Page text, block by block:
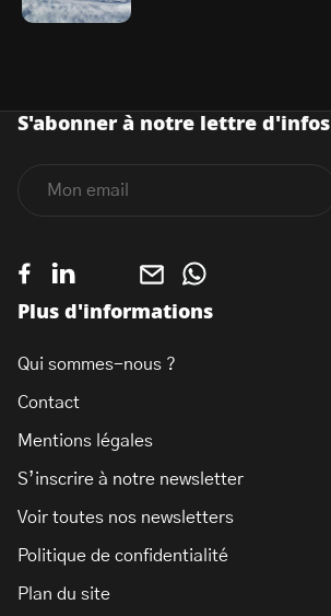
Plus d'informations
Qui sommes-nous ?
Contact
Mentions légales
S’inscrire à notre newsletter
Voir toutes nos newsletters
Politique de confidentialité
Plan du site
S'abonner à notre lettre d'infos